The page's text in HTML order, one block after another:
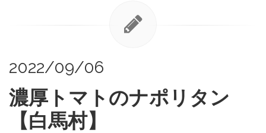
2022/09/06
濃厚トマトのナポリタン
【白馬村】